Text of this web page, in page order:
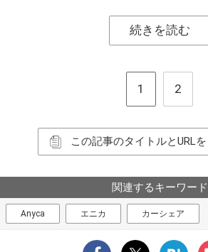
続きを読む
1 2
この記事のタイトルとURL
関連するキーワード
Anyca エニカ カーシェア